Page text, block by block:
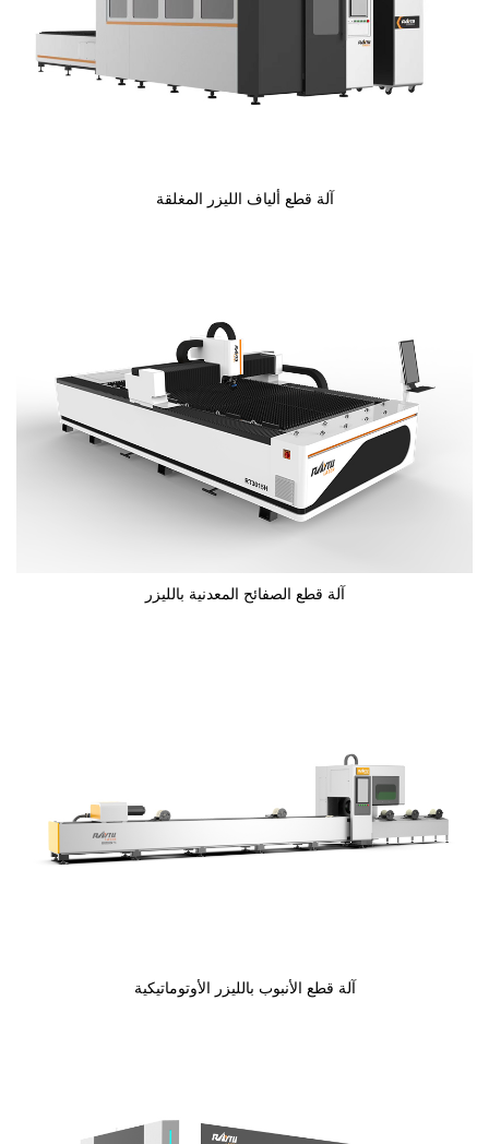
آلة قطع ألياف الليزر المغلقة
آلة قطع الصفائح المعدنية بالليزر
آلة قطع الأنبوب بالليزر الأوتوماتيكية